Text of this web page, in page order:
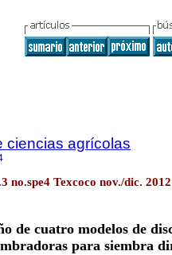
ciencias agrícolas
no.spe4 Texcoco nov./dic. 2012
de cuatro modelos de
para siembra